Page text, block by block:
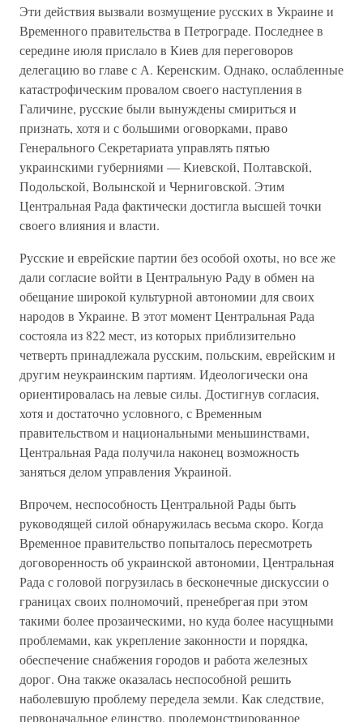
Эти действия вызвали возмущение русских в Украине и
Временного правительства в Петрограде. Последнее в
середине июля прислало в Киев для переговоров
делегацию во главе с А. Керенским. Однако, ослабленные
катастрофическим провалом своего наступления в
Галичине, русские были вынуждены смириться и
признать, хотя и с большими оговорками, право
Генерального Секретариата управлять пятью
украинскими губерниями — Киевской, Полтавской,
Подольской, Волынской и Черниговской. Этим
Центральная Рада фактически достигла высшей точки
своего влияния и власти.
Русские и еврейские партии без особой охоты, но все же
дали согласие войти в Центральную Раду в обмен на
обещание широкой культурной автономии для своих
народов в Украине. В этот момент Центральная Рада
состояла из 822 мест, из которых приблизительно
четверть принадлежала русским, польским, еврейским и
другим неукраинским партиям. Идеологически она
ориентировалась на левые силы. Достигнув согласия,
хотя и достаточно условного, с Временным
правительством и национальными меньшинствами,
Центральная Рада получила наконец возможность
заняться делом управления Украиной.
Впрочем, неспособность Центральной Рады быть
руководящей силой обнаружилась весьма скоро. Когда
Временное правительство попыталось пересмотреть
договоренность об украинской автономии, Центральная
Рада с головой погрузилась в бесконечные дискуссии о
границах своих полномочий, пренебрегая при этом
такими более прозаическими, но куда более насущными
проблемами, как укрепление законности и порядка,
обеспечение снабжения городов и работа железных
дорог. Она также оказалась неспособной решить
наболевшую проблему передела земли. Как следствие,
первоначальное единство, продемонстрированное